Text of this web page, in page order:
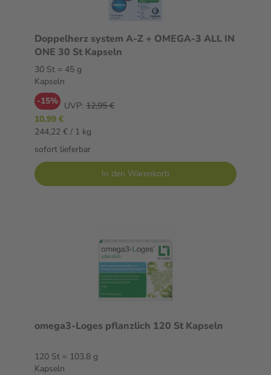
Doppelherz system A-Z + OMEGA-3 ALL IN
ONE 30 St Kapseln
30 St = 45 g
Kapseln
-15% UVP: 12,95 €
10,99 €
244,22 € / 1 kg
sofort lieferbar
In den Warenkorb
omega3-Loges pflanzlich 120 St Kapseln
120 St = 103.8 g
Kapseln